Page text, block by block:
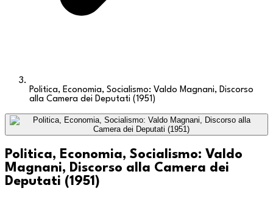
Politica, Economia, Socialismo: Valdo Magnani, Discorso
alla Camera dei Deputati (1951)
Politica, Economia, Socialismo: Valdo
Magnani, Discorso alla Camera dei
Deputati (1951)